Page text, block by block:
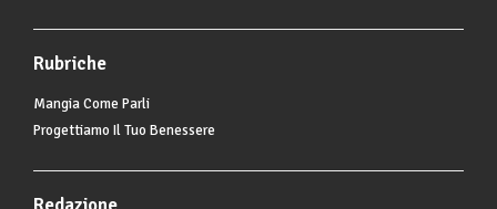
Rubriche
Mangia Come Parli
Progettiamo Il Tuo Benessere